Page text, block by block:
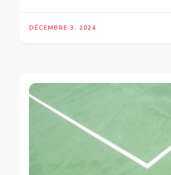
DÉCEMBRE 3, 2024